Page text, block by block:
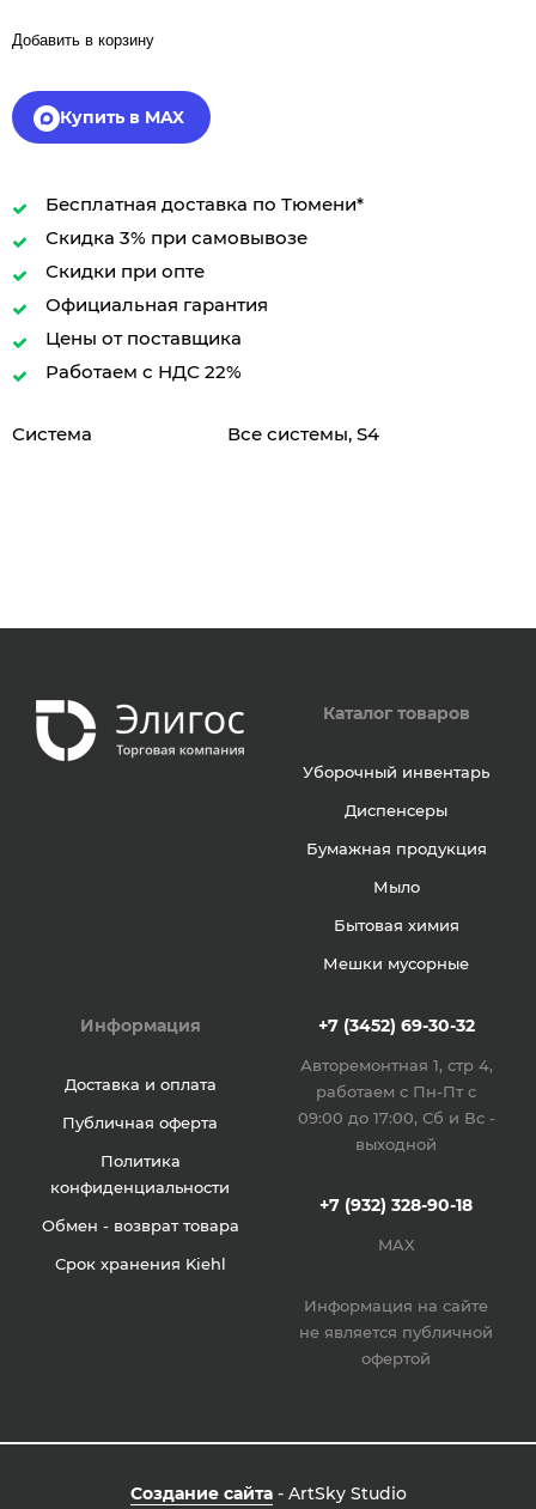
Добавить в корзину
Купить в MAX
Бесплатная доставка по Тюмени*
Скидка 3% при самовывозе
Скидки при опте
Официальная гарантия
Цены от поставщика
Работаем с НДС 22%
Система Все системы, S4
Каталог товаров
Уборочный инвентарь
Диспенсеры
Бумажная продукция
Мыло
Бытовая химия
Мешки мусорные
Информация
Доставка и оплата
Публичная оферта
Политика
конфиденциальности
Обмен - возврат товара
Срок хранения Kiehl
+7 (3452) 69-30-32
Авторемонтная 1, стр 4,
работаем с Пн-Пт с
09:00 до 17:00, Сб и Вс -
выходной
+7 (932) 328-90-18
MAX
Информация на сайте
не является публичной
офертой
Создание сайта- ArtSky Studio